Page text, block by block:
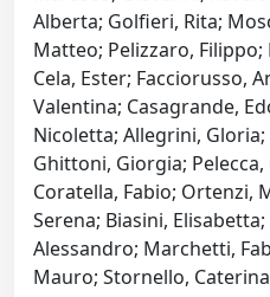
Alberta; Golfieri, Rita;
Matteo; Pelizzaro,
Cela, Ester; Facciorusso,
Valentina; Casagrande,
Nicoletta; Allegrini,
Ghittoni, Giorgia;
Coratella, Fabio; Ortenzi,
Serena; Biasini,
Alessandro; Marchetti,
Mauro; Stornello,